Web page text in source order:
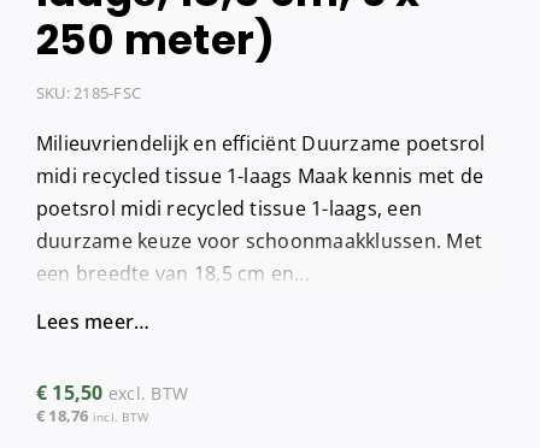
250 meter)
SKU:2185-FSC
Milieuvriendelijk en efficiënt Duurzame poetsrol
midi recycled tissue 1-laags Maak kennis met de
poetsrol midi recycled tissue 1-laags, een
duurzame keuze voor schoonmaakklussen. Met
een breedte van 18,5 cm en...
Lees meer…
€ 15,50 excl. BTW
€ 18,76 incl. BTW